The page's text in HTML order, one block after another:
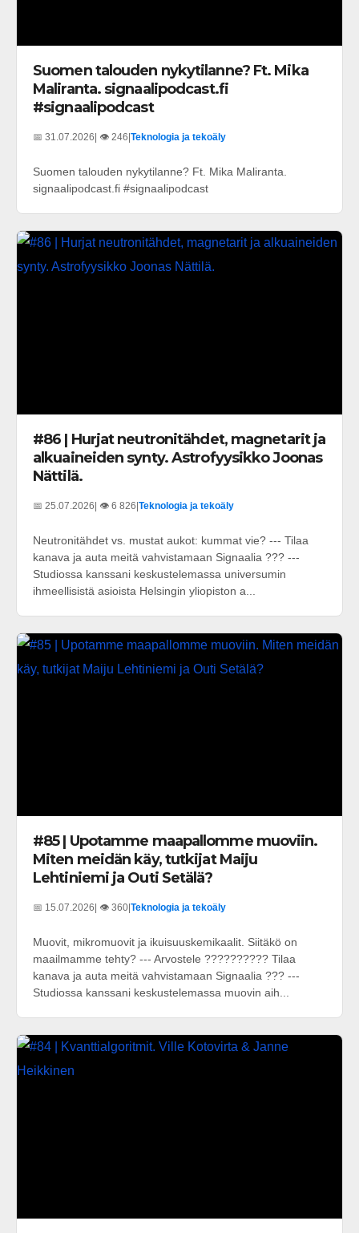
Suomen talouden nykytilanne? Ft. Mika
Maliranta. signaalipodcast.fi
#signaalipodcast
📅 31.07.2026 | 👁️ 246 Teknologia ja tekoäly
Suomen talouden nykytilanne? Ft. Mika Maliranta.
signaalipodcast.fi #signaalipodcast
#86 | Hurjat neutronitähdet, magnetarit ja
alkuaineiden synty. Astrofyysikko Joonas
Nättilä.
📅 25.07.2026| 👁️ 6 826|Teknologia ja tekoäly
Neutronitähdet vs. mustat aukot: kummat vie? --- Tilaa
kanava ja auta meitä vahvistamaan Signaalia ??? ---
Studiossa kanssani keskustelemassa universumin
ihmeellisistä asioista Helsingin yliopiston a...
#85 | Upotamme maapallomme muoviin.
Miten meidän käy, tutkijat Maiju
Lehtiniemi ja Outi Setälä?
📅 15.07.2026 | 👁️ 360 Teknologia ja tekoäly
Muovit, mikromuovit ja ikuisuuskemikaalit. Siitäkö on
maailmamme tehty? --- Arvostele ?????????? Tilaa
kanava ja auta meitä vahvistamaan Signaalia ??? ---
Studiossa kanssani keskustelemassa muovin aih...